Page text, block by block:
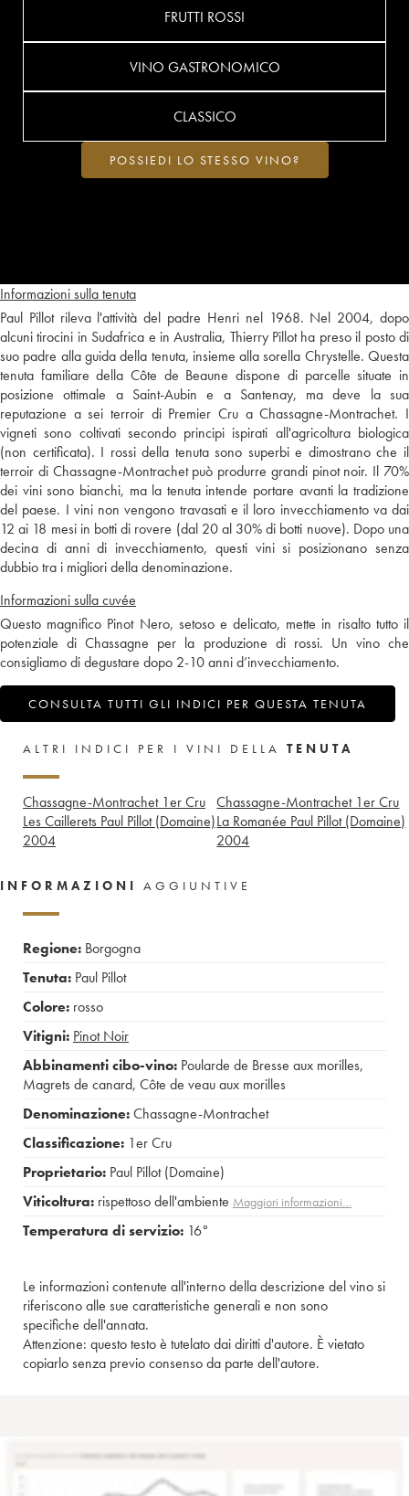
Informazioni sulla tenuta
Paul Pillot rileva l'attività del padre Henri nel 1968. Nel 2004, dopo
alcuni tirocini in Sudafrica e in Australia, Thierry Pillot ha preso il posto di
suo padre alla guida della tenuta, insieme alla sorella Chrystelle. Questa
tenuta familiare della Côte de Beaune dispone di parcelle situate in
posizione ottimale a Saint-Aubin e a Santenay, ma deve la sua
reputazione a sei terroir di Premier Cru a Chassagne-Montrachet. I
vigneti sono coltivati secondo principi ispirati all'agricoltura biologica
(non certificata). I rossi della tenuta sono superbi e dimostrano che il
terroir di Chassagne-Montrachet può produrre grandi pinot noir. Il 70%
dei vini sono bianchi, ma la tenuta intende portare avanti la tradizione
del paese. I vini non vengono travasati e il loro invecchiamento va dai
12 ai 18 mesi in botti di rovere (dal 20 al 30% di botti nuove). Dopo una
decina di anni di invecchiamento, questi vini si posizionano senza
dubbio tra i migliori della denominazione.
Informazioni sulla cuvée
Questo magnifico Pinot Nero, setoso e delicato, mette in risalto tutto il
potenziale di Chassagne per la produzione di rossi. Un vino che
consigliamo di degustare dopo 2-10 anni d’invecchiamento.
CONSULTA TUTTI GLI INDICI PER QUESTA TENUTA
FRUTTI ROSSI
VINO GASTRONOMICO
CLASSICO
POSSIEDI LO STESSO VINO?
ALTRI INDICI PER I VINI DELLA TENUTA
Chassagne-Montrachet 1er Cru
Les Caillerets Paul Pillot (Domaine)
2004
Chassagne-Montrachet 1er Cru
La Romanée Paul Pillot (Domaine)
2004
INFORMAZIONI AGGIUNTIVE
Regione: Borgogna
Tenuta: Paul Pillot
Colore: rosso
Vitigni: Pinot Noir
Abbinamenti cibo-vino: Poularde de Bresse aux morilles,
Magrets de canard, Côte de veau aux morilles
Denominazione:Chassagne-Montrachet
Classificazione: 1er Cru
Proprietario: Paul Pillot (Domaine)
Viticoltura: rispettoso dell'ambiente Maggiori informazioni…
Temperatura di servizio: 16°
Le informazioni contenute all'interno della descrizione del vino si
riferiscono alle sue caratteristiche generali e non sono
specifiche dell'annata.
Attenzione: questo testo è tutelato dai diritti d'autore. È vietato
copiarlo senza previo consenso da parte dell'autore.